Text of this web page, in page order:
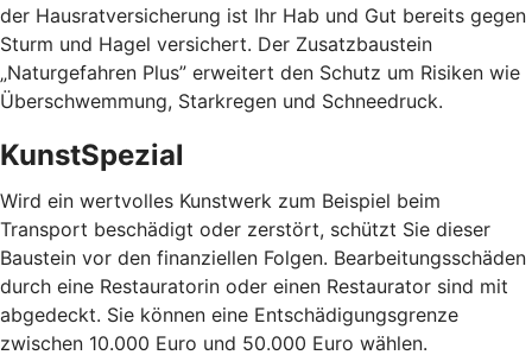
der Hausratversicherung ist Ihr Hab und Gut bereits gegen
Sturm und Hagel versichert. Der Zusatzbaustein
„Naturgefahren Plus” erweitert den Schutz um Risiken wie
Überschwemmung, Starkregen und Schneedruck.
KunstSpezial
Wird ein wertvolles Kunstwerk zum Beispiel beim
Transport beschädigt oder zerstört, schützt Sie dieser
Baustein vor den finanziellen Folgen. Bearbeitungsschäden
durch eine Restauratorin oder einen Restaurator sind mit
abgedeckt. Sie können eine Entschädigungsgrenze
zwischen 10.000 Euro und 50.000 Euro wählen.